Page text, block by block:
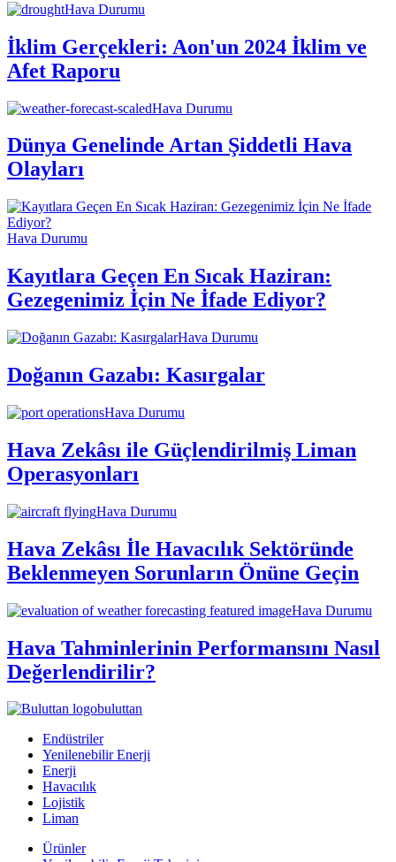
Hava Durumu
İklim Gerçekleri: Aon'un 2024 İklim ve
Afet Raporu
Hava Durumu
Dünya Genelinde Artan Şiddetli Hava
Olayları
Hava Durumu
Kayıtlara Geçen En Sıcak Haziran:
Gezegenimiz İçin Ne İfade Ediyor?
Hava Durumu
Doğanın Gazabı: Kasırgalar
Hava Durumu
Hava Zekâsı ile Güçlendirilmiş Liman
Operasyonları
Hava Durumu
Hava Zekâsı İle Havacılık Sektöründe
Beklenmeyen Sorunların Önüne Geçin
Hava Durumu
Hava Tahminlerinin Performansını Nasıl
Değerlendirilir?
buluttan
Endüstriler
Yenilenebilir Enerji
Enerji
Havacılık
Lojistik
Liman
Ürünler